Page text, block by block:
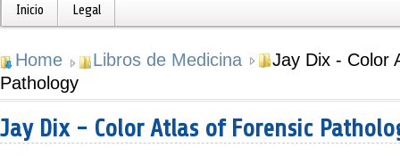
Inicio Legal
Home Libros de Medicina
Jay Dix - Color
Pathology
Jay Dix - Color Atlas of Forensic